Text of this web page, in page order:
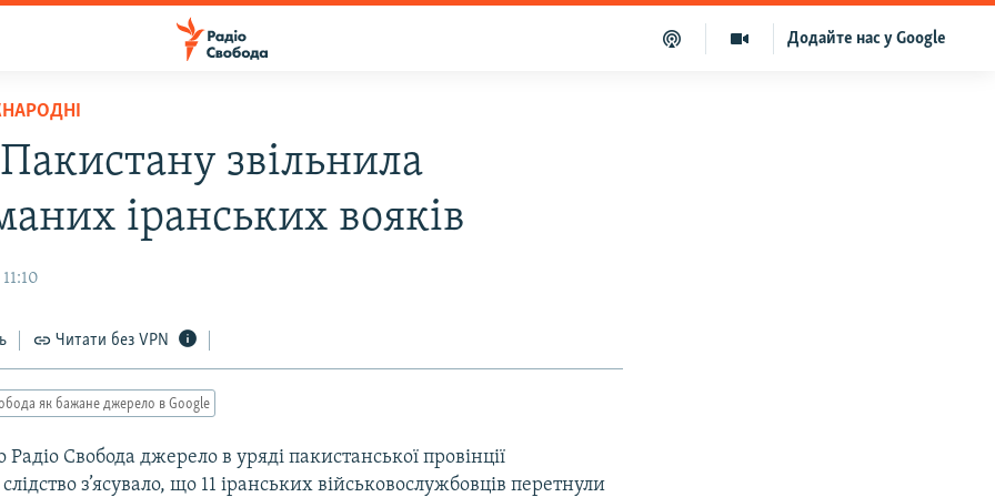
Додайте нас у Google
звільнила
іранських вояків
Читати без VPN
як бажане джерело в Google
Свобода джерело в уряді пакистанської провінції
з’ясувало, що 11 іранських військовослужбовців перетнули